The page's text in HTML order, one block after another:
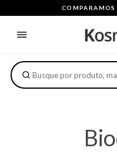
COMPARAMOS